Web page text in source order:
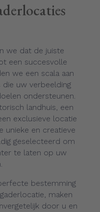
we dat de juiste
een succesvolle
we een scala aan
die uw verbeelding
ondersteunen.
landhuis, een
exclusieve locatie
unieke en creatieve
geselecteerd om
te laten op uw
bestemming
maken
door u en